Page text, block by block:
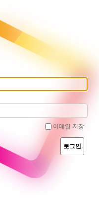
이메일 저장